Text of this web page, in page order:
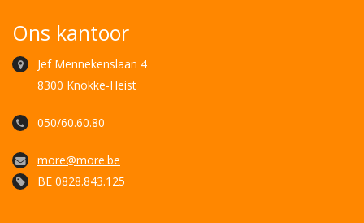
Ons kantoor
Jef Mennekenslaan 4
8300 Knokke-Heist
050/60.60.80
more@more.be
BE 0828.843.125